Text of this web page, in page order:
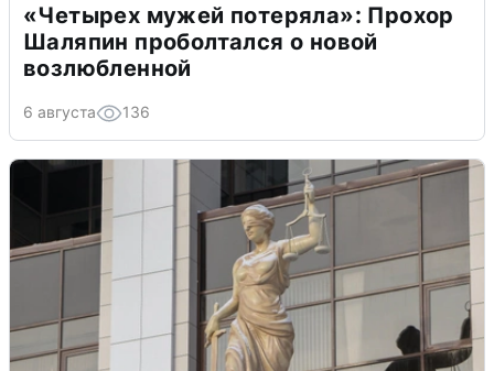
«Четырех мужей потеряла»: Прохор
Шаляпин проболтался о новой
возлюбленной
6 августа 136